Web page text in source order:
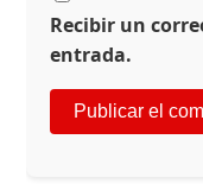
Recibir un
entrada.